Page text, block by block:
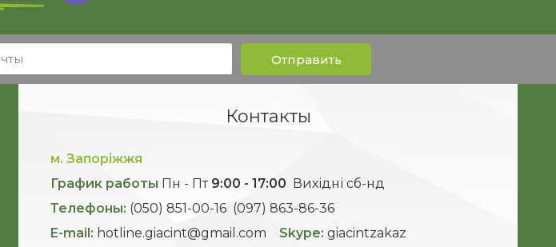
Отправить
Контакты
м. Запоріжжя
График работы Пн - Пт 9:00 - 17:00 Вихідні сб-нд
Телефоны: (050) 851-00-16 (097) 863-86-36
E-mail: hotline.giacint@gmail.com Skype: giacintzakaz